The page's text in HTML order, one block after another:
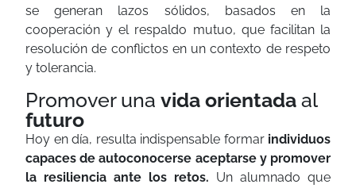
se generan lazos sólidos, basados en la
cooperación y el respaldo mutuo, que facilitan la
resolución de conflictos en un contexto de respeto
y tolerancia.
Promover una vida orientada al
futuro
Hoy en día, resulta indispensable formarindividuos
capaces de autoconocerse aceptarse y promover
la resiliencia ante los retos. Un alumnado que